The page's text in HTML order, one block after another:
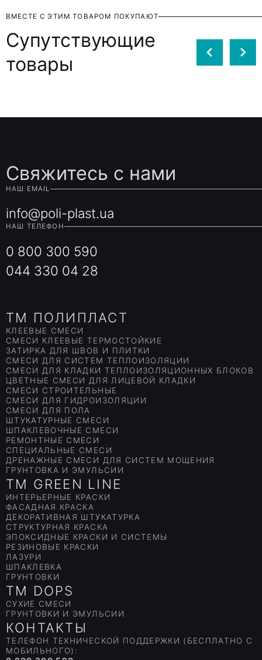
ВМЕСТЕ С ЭТИМ ТОВАРОМ ПОКУПАЮТ
Супутствующие
товары
Свяжитесь с нами
НАШ EMAIL
info@poli-plast.ua
НАШ ТЕЛЕФОН
0 800 300 590
044 330 04 28
TM ПОЛИПЛАСТ
КЛЕЕВЫЕ СМЕСИ
СМЕСИ КЛЕЕВЫЕ ТЕРМОСТОЙКИЕ
ЗАТИРКА ДЛЯ ШВОВ И ПЛИТКИ
СМЕСИ ДЛЯ СИСТЕМ ТЕПЛОИЗОЛЯЦИИ
СМЕСИ ДЛЯ КЛАДКИ ТЕПЛОИЗОЛЯЦИОННЫХ БЛОКОВ
ЦВЕТНЫЕ СМЕСИ ДЛЯ ЛИЦЕВОЙ КЛАДКИ
СМЕСИ СТРОИТЕЛЬНЫЕ
СМЕСИ ДЛЯ ГИДРОИЗОЛЯЦИИ
СМЕСИ ДЛЯ ПОЛА
ШТУКАТУРНЫЕ СМЕСИ
ШПАКЛЕВОЧНЫЕ СМЕСИ
РЕМОНТНЫЕ СМЕСИ
СПЕЦИАЛЬНЫЕ СМЕСИ
ДРЕНАЖНЫЕ СМЕСИ ДЛЯ СИСТЕМ МОЩЕНИЯ
ГРУНТОВКА И ЭМУЛЬСИИ
TM DOPS
СУХИЕ СМЕСИ
ГРУНТОВКИ И ЭМУЛЬСИИ
TM GREEN LINE
ИНТЕРЬЕРНЫЕ КРАСКИ
ФАСАДНАЯ КРАСКА
ДЕКОРАТИВНАЯ ШТУКАТУРКА
СТРУКТУРНАЯ КРАСКА
ЭПОКСИДНЫЕ КРАСКИ И СИСТЕМЫ
РЕЗИНОВЫЕ КРАСКИ
ЛАЗУРИ
ШПАКЛЕВКА
ГРУНТОВКИ
КОНТАКТЫ
ТЕЛЕФОН ТЕХНИЧЕСКОЙ ПОДДЕРЖКИ (БЕСПЛАТНО С
МОБИЛЬНОГО):